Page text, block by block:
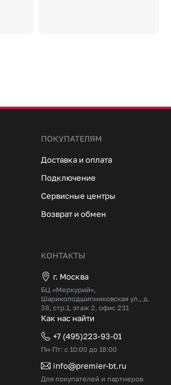
ПОКУПАТЕЛЯМ
Доставка и оплата
Подключение
Сервисные центры
Возврат и обмен
КОНТАКТЫ
г. Москва
БЦ «Меркурий»,
Шарикоподшипниковская ул., д.
38, стр.1, этаж 2, офис 231
Как нас найти
+7 (495)223-93-01
Пн-Пт: с 10:00 до 18:00
info@premier-bt.ru
Для покупателей и партнеров